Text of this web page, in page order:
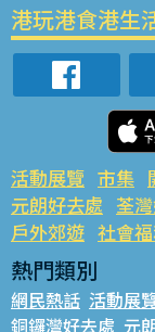
港玩港食港生
活動展覽 市集
元朗好去處 荃
戶外郊遊 社會
熱門類別
網民熱話 活動展
銅鑼灣好去處 元